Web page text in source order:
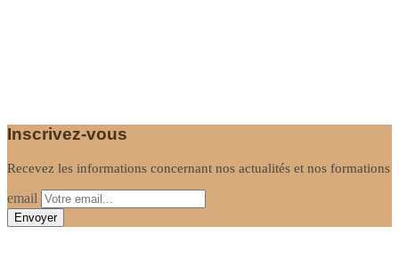
Inscrivez-vous
Recevez les informations concernant nos actualités et nos formations
email